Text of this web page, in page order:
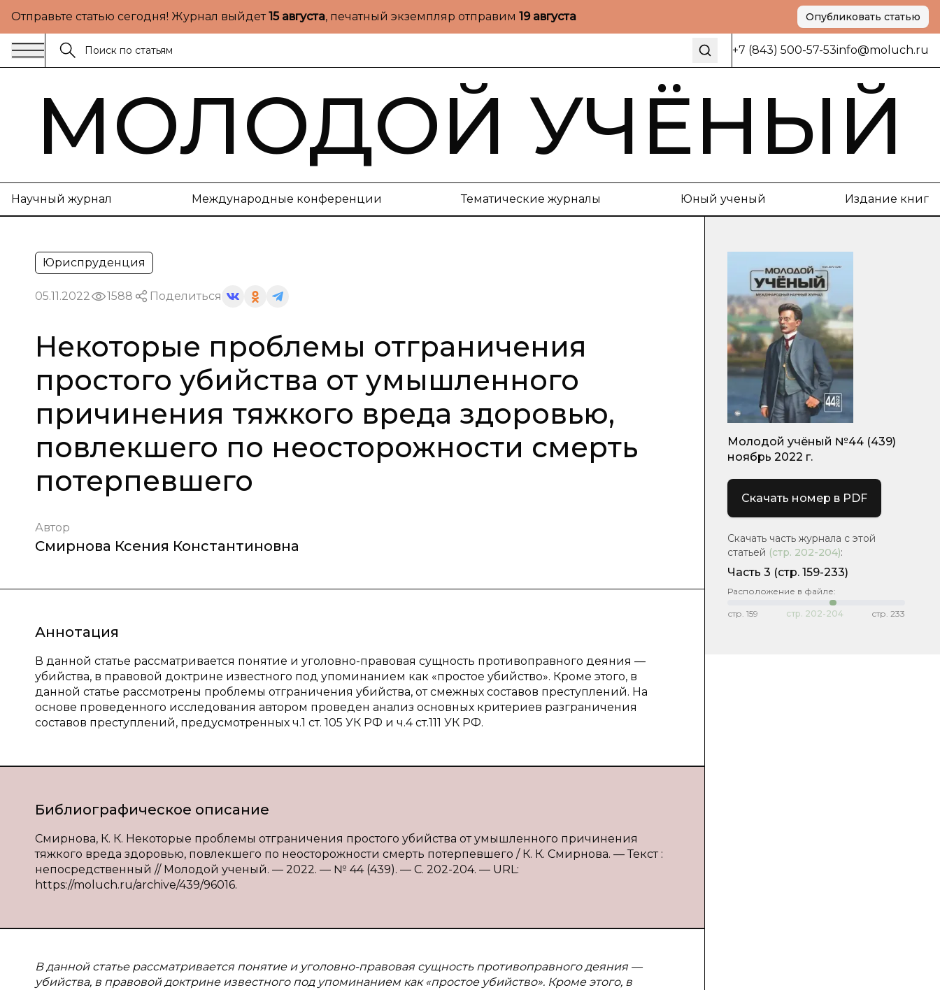
Отправьте статью сегодня! Журнал выйдет15 августа, печатный экземпляр отправим 19 августа Опубликовать статью
+7 (843) 500-57-53info@moluch.ru
МОЛОДОЙ УЧЁНЫЙ
Научный журнал Международные конференции Тематические журналы Юный ученый Издание книг
Юриспруденция
05.11.2022 1588 Поделиться
Некоторые проблемы отграничения
простого убийства от умышленного
причинения тяжкого вреда здоровью,
повлекшего по неосторожности смерть
потерпевшего
Автор
Смирнова Ксения Константиновна
Аннотация
В данной статье рассматривается понятие и уголовно-правовая сущность противоправного деяния —
убийства, в правовой доктрине известного под упоминанием как «простое убийство». Кроме этого, в
данной статье рассмотрены проблемы отграничения убийства, от смежных составов преступлений. На
основе проведенного исследования автором проведен анализ основных критериев разграничения
составов преступлений, предусмотренных ч.1 ст. 105 УК РФ и ч.4 ст.111 УК РФ.
Библиографическое описание
Смирнова, К. К. Некоторые проблемы отграничения простого убийства от умышленного причинения
тяжкого вреда здоровью, повлекшего по неосторожности смерть потерпевшего / К. К. Смирнова. — Текст :
непосредственный // Молодой ученый. — 2022. — № 44 (439). — С. 202-204. — URL:
https://moluch.ru/archive/439/96016.
В данной статье рассматривается понятие и уголовно-правовая сущность противоправного деяния —
убийства, в правовой доктрине известного под упоминанием как «простое убийство». Кроме этого, в
Молодой учёный №44 (439)
ноябрь 2022 г.
Скачать номер в PDF
Скачать часть журнала с этой
статьей (стр. 202-204):
Часть 3 (стр. 159-233)
Расположение в файле:
стр. 159 стр. 202-204 стр. 233